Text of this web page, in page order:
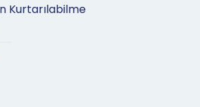
Kurtarılabilme